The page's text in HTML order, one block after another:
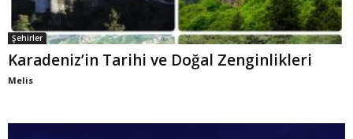
Şehirler
Karadeniz’in Tarihi ve Doğal Zenginlikleri
Melis